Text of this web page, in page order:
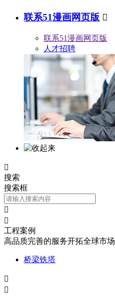
联系51漫画网页版 
联系51漫画网页版
人才招聘

搜索
搜索框


工程案例
高品质完善的服务开拓全球市场
桥梁铁塔

